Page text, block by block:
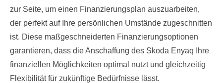
zur Seite, um einen Finanzierungsplan auszuarbeiten,
der perfekt auf Ihre persönlichen Umstände zugeschnitten
ist. Diese maßgeschneiderten Finanzierungsoptionen
garantieren, dass die Anschaffung des Skoda Enyaq Ihre
finanziellen Möglichkeiten optimal nutzt und gleichzeitig
Flexibilität für zukünftige Bedürfnisse lässt.